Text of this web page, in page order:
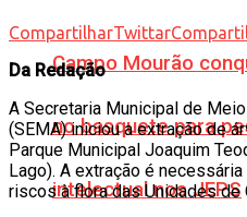
Campo Mourão
no basquete para
intelectual nos JEPS
CompartilharTwittar
Da Redação
A Secretaria Municipal de
(SEMA) iniciou a extração de
Parque Municipal Joaquim
Lago). A extração é
riscos à flora das Unidades de